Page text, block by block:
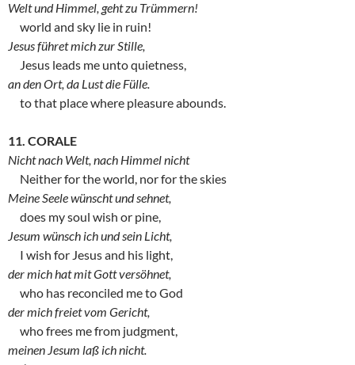
Welt und Himmel, geht zu Trümmern!
world and sky lie in ruin!
Jesus führet mich zur Stille,
Jesus leads me unto quietness,
an den Ort, da Lust die Fülle.
to that place where pleasure abounds.
11. CORALE
Nicht nach Welt, nach Himmel nicht
Neither for the world, nor for the skies
Meine Seele wünscht und sehnet,
does my soul wish or pine,
Jesum wünsch ich und sein Licht,
I wish for Jesus and his light,
der mich hat mit Gott versöhnet,
who has reconciled me to God
der mich freiet vom Gericht,
who frees me from judgment,
meinen Jesum laß ich nicht.